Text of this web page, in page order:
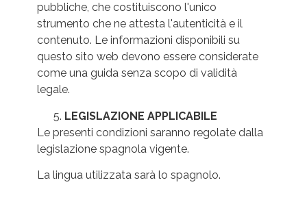
pubbliche, che costituiscono l'unico
strumento che ne attesta l'autenticità e il
contenuto. Le informazioni disponibili su
questo sito web devono essere considerate
come una guida senza scopo di validità
legale.
LEGISLAZIONE APPLICABILE
Le presenti condizioni saranno regolate dalla
legislazione spagnola vigente.
La lingua utilizzata sarà lo spagnolo.